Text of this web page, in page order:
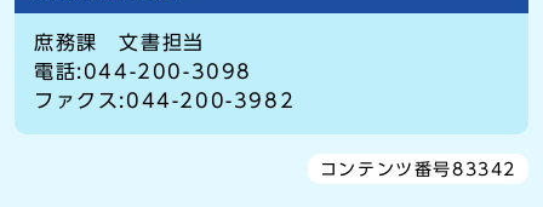
庶務課 文書担当
電話:044-200-3098
ファクス:044-200-3982
コンテンツ番号83342